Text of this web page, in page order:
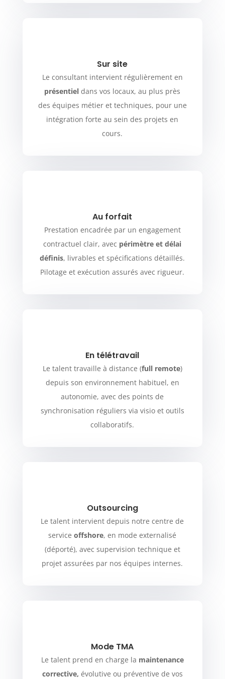
Sur site
Le consultant intervient régulièrement en
présentiel dans vos locaux, au plus près
des équipes métier et techniques, pour une
intégration forte au sein des projets en
cours.
Au forfait
Prestation encadrée par un engagement
contractuel clair, avec périmètre et délai
définis, livrables et spécifications détaillés.
Pilotage et exécution assurés avec rigueur.
En télétravail
Le talent travaille à distance (full remote)
depuis son environnement habituel, en
autonomie, avec des points de
synchronisation réguliers via visio et outils
collaboratifs.
Outsourcing
Le talent intervient depuis notre centre de
serviceoffshore, en mode externalisé
(déporté), avec supervision technique et
projet assurées par nos équipes internes.
Mode TMA
Le talent prend en charge la maintenance
corrective, évolutive ou préventive de vos